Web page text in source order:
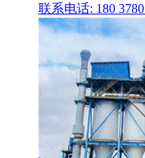
联系电话: 180 3780